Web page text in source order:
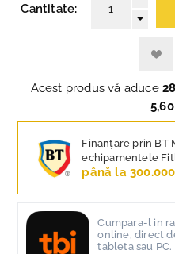
Cantitate:
Acest produs vă aduce 28
Finanțare prin BT
echipamentele
până la
Cumpara-l in
online, direct
tableta sau PC.